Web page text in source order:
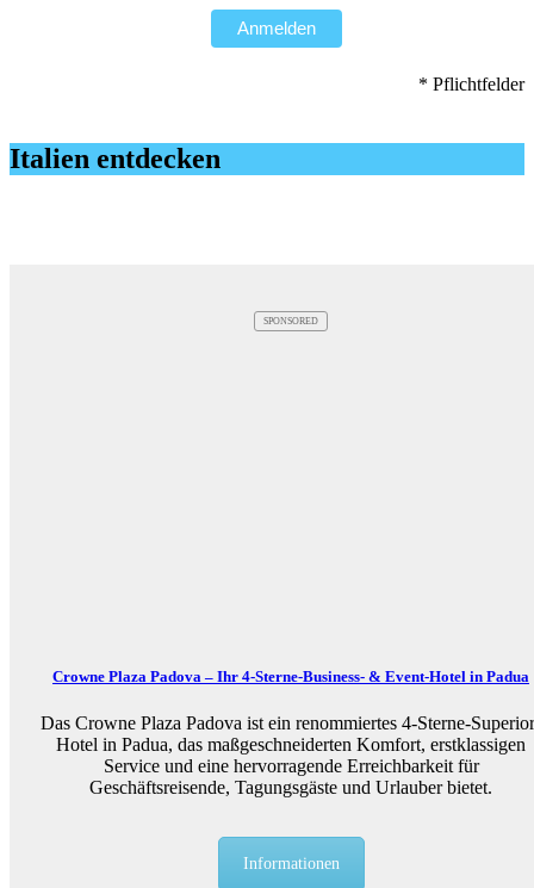
Anmelden
* Pflichtfelder
Italien entdecken
SPONSORED
Crowne Plaza Padova – Ihr 4-Sterne-Business- & Event-Hotel in Padua
Das Crowne Plaza Padova ist ein renommiertes 4-Sterne-
Hotel in Padua, das maßgeschneiderten Komfort, erstklassigen
Service und eine hervorragende Erreichbarkeit für
Geschäftsreisende, Tagungsgäste und Urlauber bietet.
Informationen